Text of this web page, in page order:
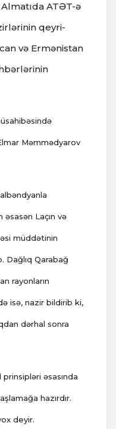
Almatıda ATƏT-ə
qeyri-
və Ermənistan
Məmmədyarov
Laçın və
müddətinin
Dağlıq Qarabağ
rayonların
isə, nazir bildirib ki,
dərhal sonra
əsasında
hazırdır.
deyir.